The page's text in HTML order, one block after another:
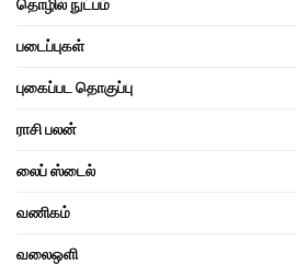
தொழில் நுட்பம்
படைப்புகள்
புகைப்பட தொகுப்பு
ராசி பலன்
லைப் ஸ்டைல்
வணிகம்
வலைஒளி